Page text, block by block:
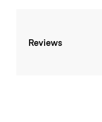
Reviews